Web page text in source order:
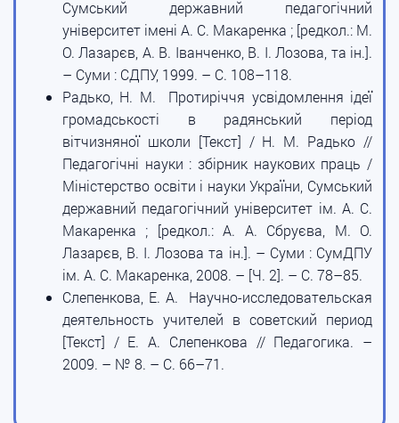
Сумський державний педагогічний
університет імені А. С. Макаренка ; [редкол.: М.
О. Лазарєв, А. В. Іванченко, В. І. Лозова, та ін.].
– Суми : СДПУ, 1999. – С. 108–118.
Радько, Н. М. Протиріччя усвідомлення ідеї
громадськості в радянський період
вітчизняної школи [Текст] / Н. М. Радько //
Педагогічні науки : збірник наукових праць /
Міністерство освіти і науки України, Сумський
державний педагогічний університет ім. А. С.
Макаренка ; [редкол.: А. А. Сбруєва, М. О.
Лазарєв, В. І. Лозова та ін.]. – Суми : СумДПУ
ім. А. С. Макаренка, 2008. – [Ч. 2]. – С. 78–85.
Слепенкова, Е. А. Научно-исследовательская
деятельность учителей в советский период
[Текст] / Е. А. Слепенкова // Педагогика. –
2009. – № 8. – С. 66–71.